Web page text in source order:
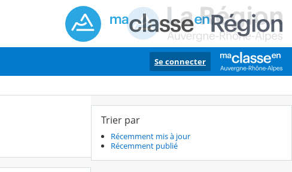
Se connecter
Trier par
Récemment mis à jour
Récemment publié